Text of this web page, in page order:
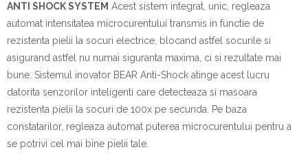
ANTI SHOCK SYSTEM Acest sistem integrat, unic, regleaza
automat intensitatea microcurentului transmis in functie de
rezistenta pielii la socuri electrice, blocand astfel socurile si
asigurand astfel nu numai siguranta maxima, ci si rezultate mai
bune. Sistemul inovator BEAR Anti-Shock atinge acest lucru
datorita senzorilor inteligenti care detecteaza si masoara
rezistenta pielii la socuri de 100x pe secunda. Pe baza
constatarilor, regleaza automat puterea microcurentului pentru a
se potrivi cel mai bine pielii tale.